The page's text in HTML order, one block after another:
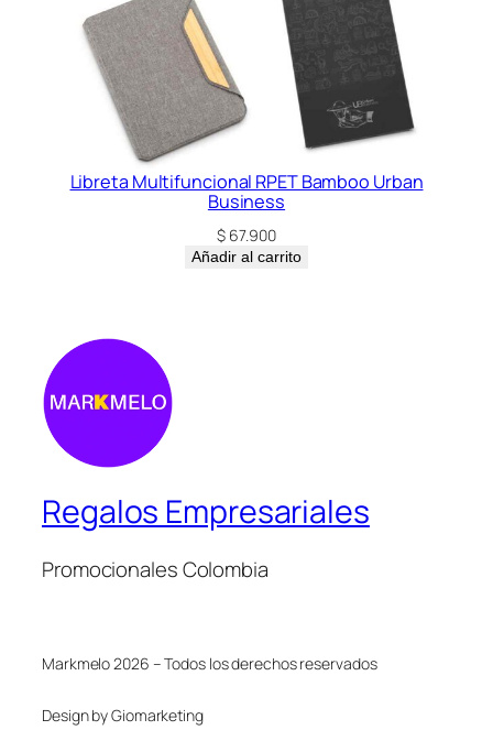
Libreta Multifuncional RPET Bamboo Urban
Business
$ 67.900
Añadir al carrito
Regalos Empresariales
Promocionales Colombia
Markmelo 2026 – Todos los derechos reservados
Design by Giomarketing